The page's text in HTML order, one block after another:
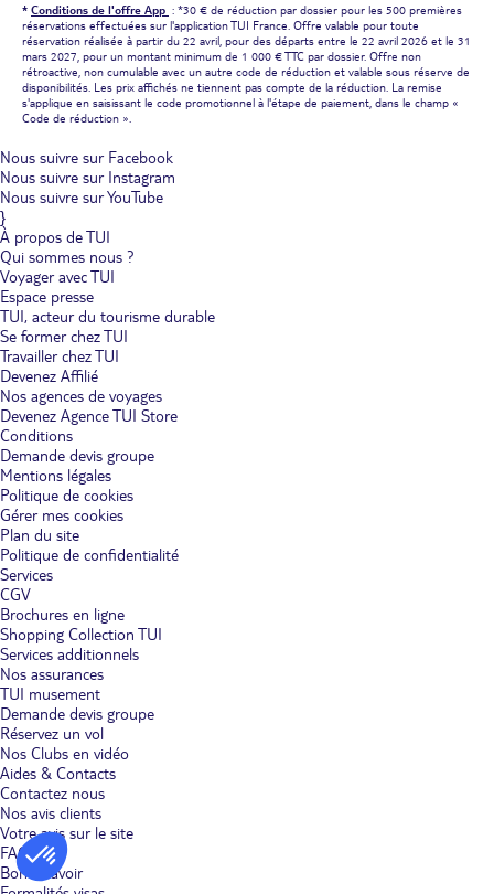
* Conditions de l'offre App : *30 € de réduction par dossier pour les 500 premières
réservations effectuées sur l'application TUI France. Offre valable pour toute
réservation réalisée à partir du 22 avril, pour des départs entre le 22 avril 2026 et le 31
mars 2027, pour un montant minimum de 1 000 € TTC par dossier. Offre non
rétroactive, non cumulable avec un autre code de réduction et valable sous réserve de
disponibilités. Les prix affichés ne tiennent pas compte de la réduction. La remise
s'applique en saisissant le code promotionnel à l'étape de paiement, dans le champ «
Code de réduction ».
Nous suivre sur Facebook
Nous suivre sur Instagram
Nous suivre sur YouTube
}
À propos de TUI
Qui sommes nous ?
Voyager avec TUI
Espace presse
TUI, acteur du tourisme durable
Se former chez TUI
Travailler chez TUI
Devenez Affilié
Nos agences de voyages
Devenez Agence TUI Store
Conditions
Demande devis groupe
Mentions légales
Politique de cookies
Gérer mes cookies
Plan du site
Politique de confidentialité
Services
CGV
Brochures en ligne
Shopping Collection TUI
Services additionnels
Nos assurances
TUI musement
Demande devis groupe
Réservez un vol
Nos Clubs en vidéo
Aides & Contacts
Contactez nous
Nos avis clients
Votre avis sur le site
FAQ
Bon à savoir